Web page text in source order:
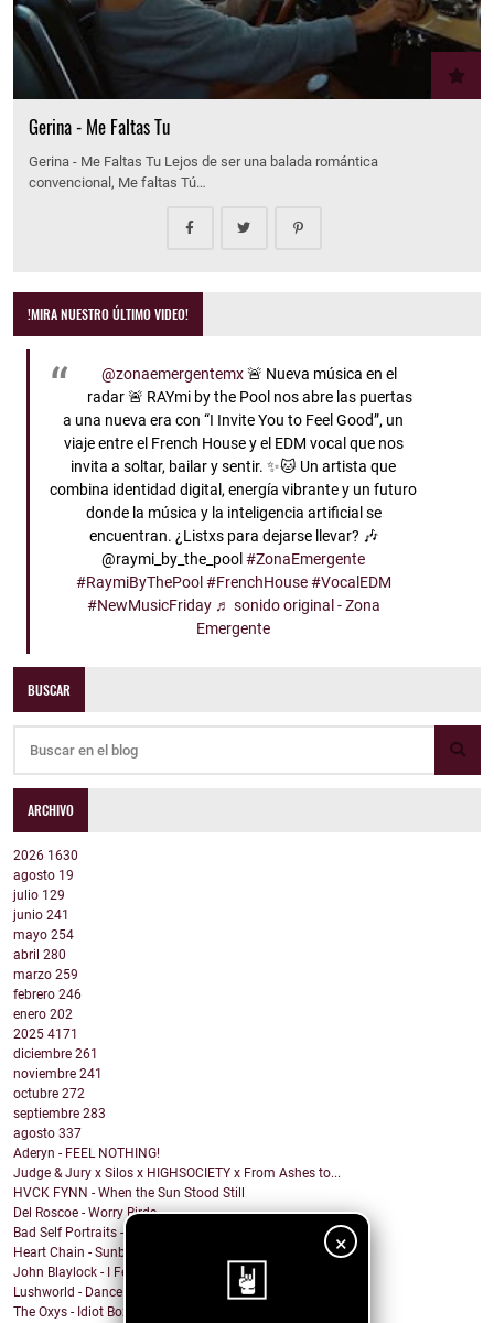
×
Gerina - Me Faltas Tu
Gerina - Me Faltas Tu Lejos de ser una balada romántica
convencional, Me faltas Tú…
!MIRA NUESTRO ÚLTIMO VIDEO!
@zonaemergentemx🚨 Nueva música en el
radar 🚨 RAYmi by the Pool nos abre las puertas
a una nueva era con “I Invite You to Feel Good”, un
viaje entre el French House y el EDM vocal que nos
invita a soltar, bailar y sentir. ✨🐱 Un artista que
combina identidad digital, energía vibrante y un futuro
donde la música y la inteligencia artificial se
encuentran. ¿Listxs para dejarse llevar? 🎶
@raymi_by_the_pool#ZonaEmergente
#RaymiByThePool #FrenchHouse #VocalEDM
#NewMusicFriday ♬ sonido original - Zona
Emergente
BUSCAR
ARCHIVO
2026 1630
agosto 19
julio 129
junio 241
mayo 254
abril 280
marzo 259
febrero 246
enero 202
2025 4171
diciembre 261
noviembre 241
octubre 272
septiembre 283
agosto 337
Aderyn - FEEL NOTHING!
Judge & Jury x Silos x HIGHSOCIETY x From Ashes to...
HVCK FYNN - When the Sun Stood Still
Del Roscoe - Worry Birds
Bad Self Portraits - I Think I'm Going to Hell
Heart Chain - Sunburst
John Blaylock - I Feel Your Soul
Lushworld - Dance!
The Oxys - Idiot Box